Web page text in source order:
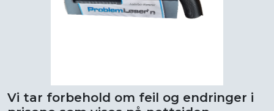
Vi tar forbehold om feil og endringer i